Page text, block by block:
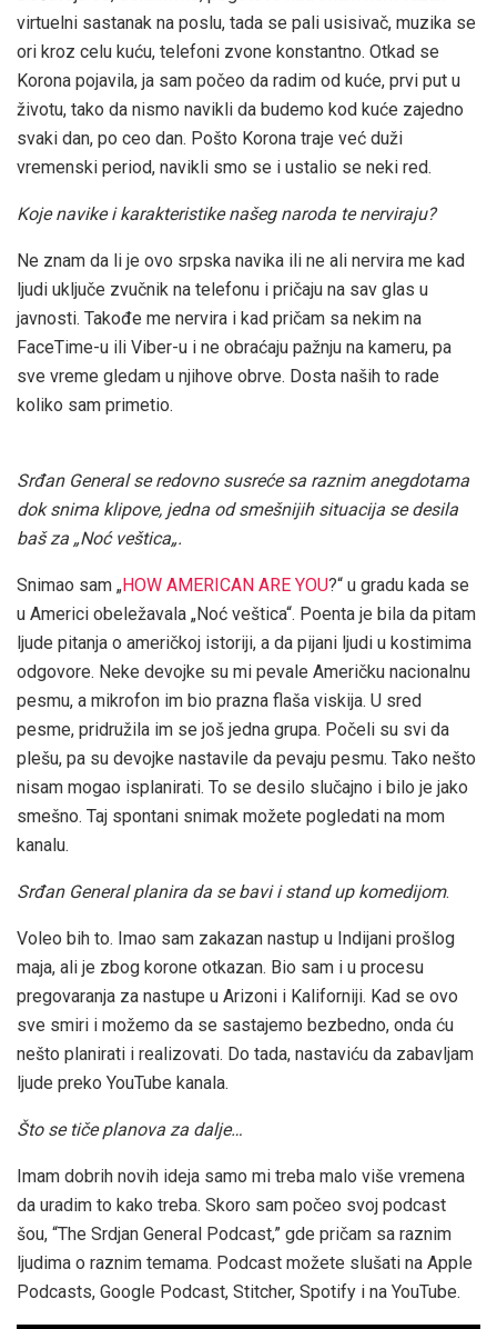
virtuelni sastanak na poslu, tada se pali usisivač, muzika se
ori kroz celu kuću, telefoni zvone konstantno. Otkad se
Korona pojavila, ja sam počeo da radim od kuće, prvi put u
životu, tako da nismo navikli da budemo kod kuće zajedno
svaki dan, po ceo dan. Pošto Korona traje već duži
vremenski period, navikli smo se i ustalio se neki red.
Koje navike i karakteristike našeg naroda te nerviraju?
Ne znam da li je ovo srpska navika ili ne ali nervira me kad
ljudi uključe zvučnik na telefonu i pričaju na sav glas u
javnosti. Takođe me nervira i kad pričam sa nekim na
FaceTime-u ili Viber-u i ne obraćaju pažnju na kameru, pa
sve vreme gledam u njihove obrve. Dosta naših to rade
koliko sam primetio.
Srđan General se redovno susreće sa raznim anegdotama
dok snima klipove, jedna od smešnijih situacija se desila
baš za „Noć veštica„.
Snimao sam „HOW AMERICAN ARE YOU?“ u gradu kada se
u Americi obeležavala „Noć veštica“. Poenta je bila da pitam
ljude pitanja o američkoj istoriji, a da pijani ljudi u kostimima
odgovore. Neke devojke su mi pevale Američku nacionalnu
pesmu, a mikrofon im bio prazna flaša viskija. U sred
pesme, pridružila im se još jedna grupa. Počeli su svi da
plešu, pa su devojke nastavile da pevaju pesmu. Tako nešto
nisam mogao isplanirati. To se desilo slučajno i bilo je jako
smešno. Taj spontani snimak možete pogledati na mom
kanalu.
Srđan General planira da se bavi i stand up komedijom.
Voleo bih to. Imao sam zakazan nastup u Indijani prošlog
maja, ali je zbog korone otkazan. Bio sam i u procesu
pregovaranja za nastupe u Arizoni i Kaliforniji. Kad se ovo
sve smiri i možemo da se sastajemo bezbedno, onda ću
nešto planirati i realizovati. Do tada, nastaviću da zabavljam
ljude preko YouTube kanala.
Što se tiče planova za dalje…
Imam dobrih novih ideja samo mi treba malo više vremena
da uradim to kako treba. Skoro sam počeo svoj podcast
šou, “The Srdjan General Podcast,” gde pričam sa raznim
ljudima o raznim temama. Podcast možete slušati na Apple
Podcasts, Google Podcast, Stitcher, Spotify i na YouTube.